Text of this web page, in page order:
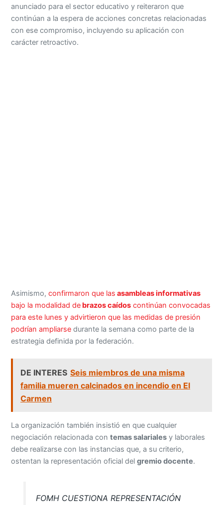
anunciado para el sector educativo y reiteraron que
continúan a la espera de acciones concretas relacionadas
con ese compromiso, incluyendo su aplicación con
carácter retroactivo.
Asimismo,confirmaron que las asambleas informativas
bajo la modalidad de brazos caídos continúan convocadas
para este lunes y advirtieron que las medidas de presión
podrían ampliarsedurante la semana como parte de la
estrategia definida por la federación.
DE INTERES Seis miembros de una misma
familia mueren calcinados en incendio en El
Carmen
La organización también insistió en que cualquier
negociación relacionada contemas salariales y laborales
debe realizarse con las instancias que, a su criterio,
ostentan la representación oficial delgremio docente.
FOMH CUESTIONA REPRESENTACIÓN